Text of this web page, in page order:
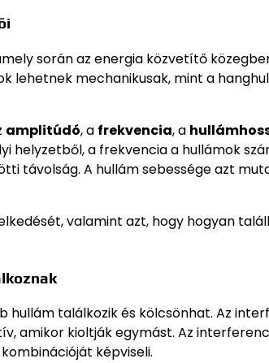
során az energia közvetítő
lehetnek mechanikusak, mint a
amplitúdó, a frekvencia, a
helyzetből, a frekvencia a hullámok
távolság. A hullám sebessége azt
valamint azt, hogy hogyan
találkozik és kölcsönhat. Az
amikor kioltják egymást. Az
képviseli.